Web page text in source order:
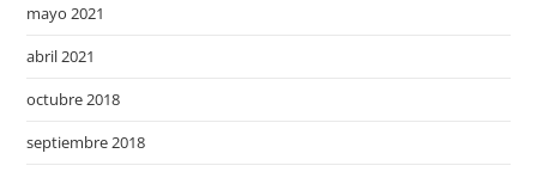
mayo 2021
abril 2021
octubre 2018
septiembre 2018